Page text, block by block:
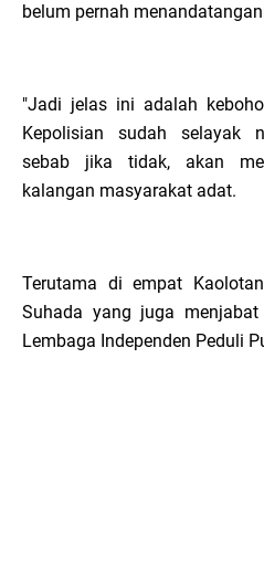
belum pernah
"Jadi jelas ini adalah
Kepolisian sudah selayak
sebab jika tidak, akan
kalangan masyarakat adat.
Terutama di empat
Suhada yang juga
Lembaga Independen Peduli